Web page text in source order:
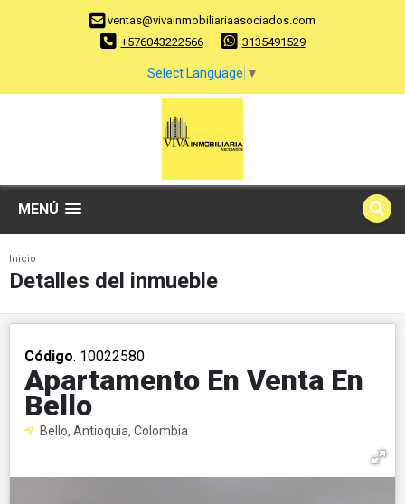
ventas@vivainmobiliariaasociados.com
+576043222566
3135491529
Select Language ▼
MENÚ
Inicio
Detalles del inmueble
Código. 10022580
Apartamento En Venta En
Bello
Bello, Antioquia, Colombia